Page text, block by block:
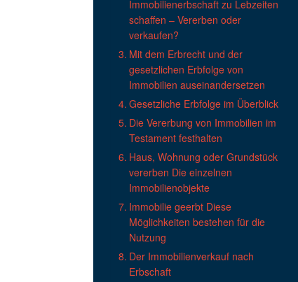
Immobilienerbschaft zu Lebzeiten
schaffen – Vererben oder
verkaufen?
Mit dem Erbrecht und der
gesetzlichen Erbfolge von
Immobilien auseinandersetzen
Gesetzliche Erbfolge im Überblick
Die Vererbung von Immobilien im
Testament festhalten
Haus, Wohnung oder Grundstück
vererben Die einzelnen
Immobilienobjekte
Immobilie geerbt Diese
Möglichkeiten bestehen für die
Nutzung
Der Immobilienverkauf nach
Erbschaft